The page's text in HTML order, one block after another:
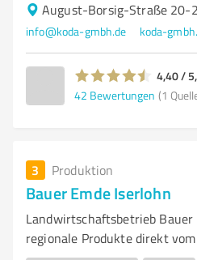
August-Borsig-Straße 20-
info@koda-gmbh.de koda-
4,40 /
42 Bewertungen (1
3 Produktion
Bauer Emde Iserlohn
Landwirtschaftsbetrieb Bauer
regionale Produkte direkt